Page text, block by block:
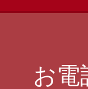
お電